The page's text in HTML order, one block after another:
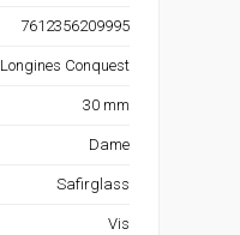
7612356209995
Longines Conquest
30 mm
Dame
Safirglass
Vis